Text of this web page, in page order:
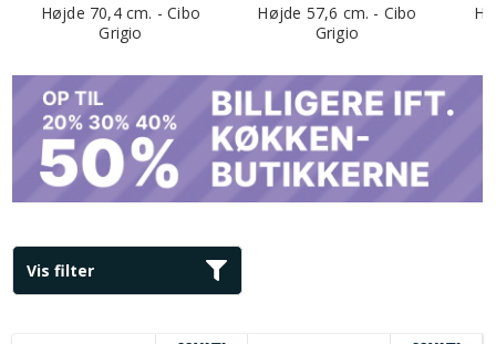
Højde 70,4 cm. - Cibo
Grigio
Højde 57,6 cm. - Cibo
Grigio
Vis filter